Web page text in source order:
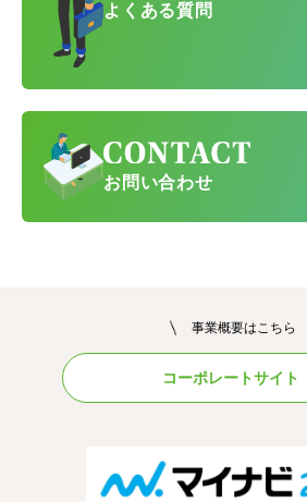
よくある質問
お問い合わせ
事業概要はこちら
コーポレートサイト